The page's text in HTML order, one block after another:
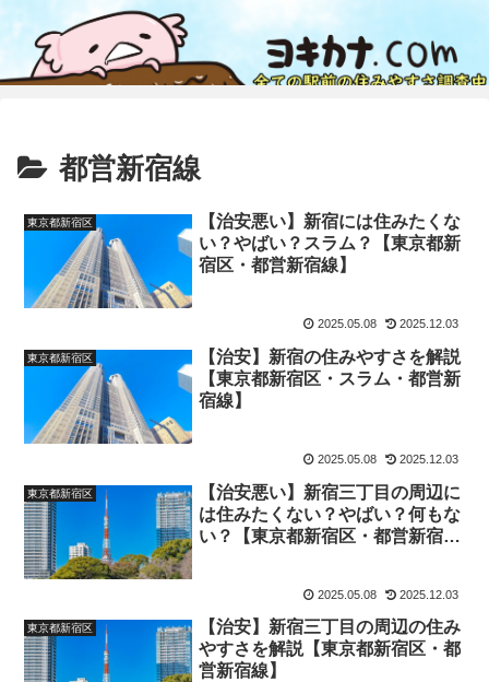
都営新宿線
東京都新宿区
【治安悪い】新宿には住みたくな
い？やばい？スラム？【東京都新
宿区・都営新宿線】
2025.05.08 2025.12.03
東京都新宿区
【治安】新宿の住みやすさを解説
【東京都新宿区・スラム・都営新
宿線】
2025.05.08 2025.12.03
東京都新宿区
【治安悪い】新宿三丁目の周辺に
は住みたくない？やばい？何もな
い？【東京都新宿区・都営新宿
2025.05.08 2025.12.03
東京都新宿区
【治安】新宿三丁目の周辺の住み
やすさを解説【東京都新宿区・都
営新宿線】